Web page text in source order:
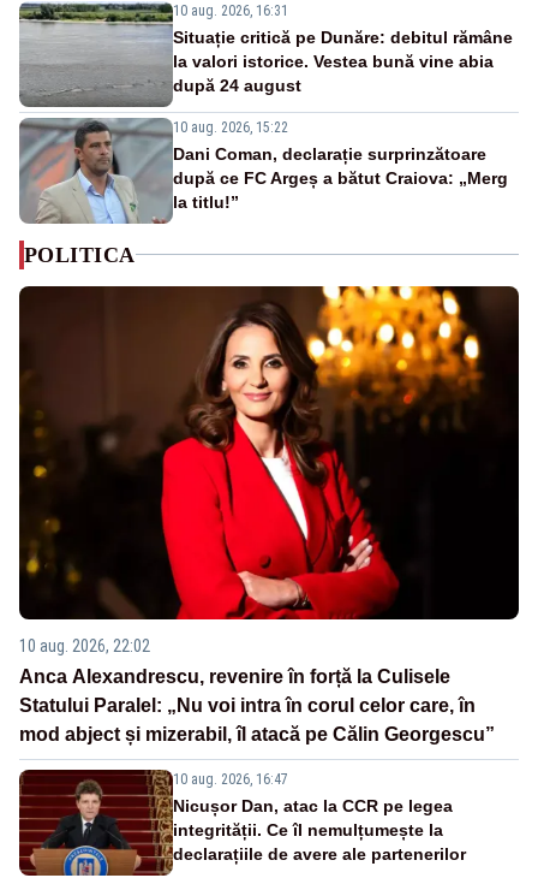
10 aug. 2026, 16:31
Situație critică pe Dunăre: debitul rămâne
la valori istorice. Vestea bună vine abia
după 24 august
10 aug. 2026, 15:22
Dani Coman, declarație surprinzătoare
după ce FC Argeș a bătut Craiova: „Merg
la titlu!”
POLITICA
10 aug. 2026, 22:02
Anca Alexandrescu, revenire în forță la Culisele
Statului Paralel: „Nu voi intra în corul celor care, în
mod abject și mizerabil, îl atacă pe Călin Georgescu”
10 aug. 2026, 16:47
Nicușor Dan, atac la CCR pe legea
integrității. Ce îl nemulțumește la
declarațiile de avere ale partenerilor